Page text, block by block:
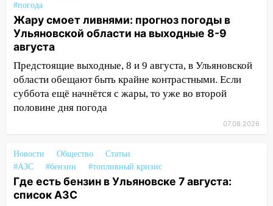
15:27
капремонт школы в селе Кивать
15:08 В Кузоватово после прокурорской
проверки обновили разметку на
пешеходных переходах
14:40 На проспекте Гая в Ульяновске
запретили остановку автомобилей на
14:22
В Новом городе 8 августа пройдет
большой фестиваль «Наше время» с
мотофристайлом и концертом
«Мураками»
#погода
Жару смоет ливнями: прогноз погоды в
Ульяновской области на выходные 8-9
августа
Предстоящие выходные, 8 и 9 августа, в Ульяновской
области обещают быть крайне контрастными. Если
суббота ещё начнётся с жары, то уже во второй
половине дня погода
07.08.2026
Новости Общество
Статьи
#АЗС
#бензин #топливный кризис
Где есть бензин в Ульяновске 7 августа:
список АЗС